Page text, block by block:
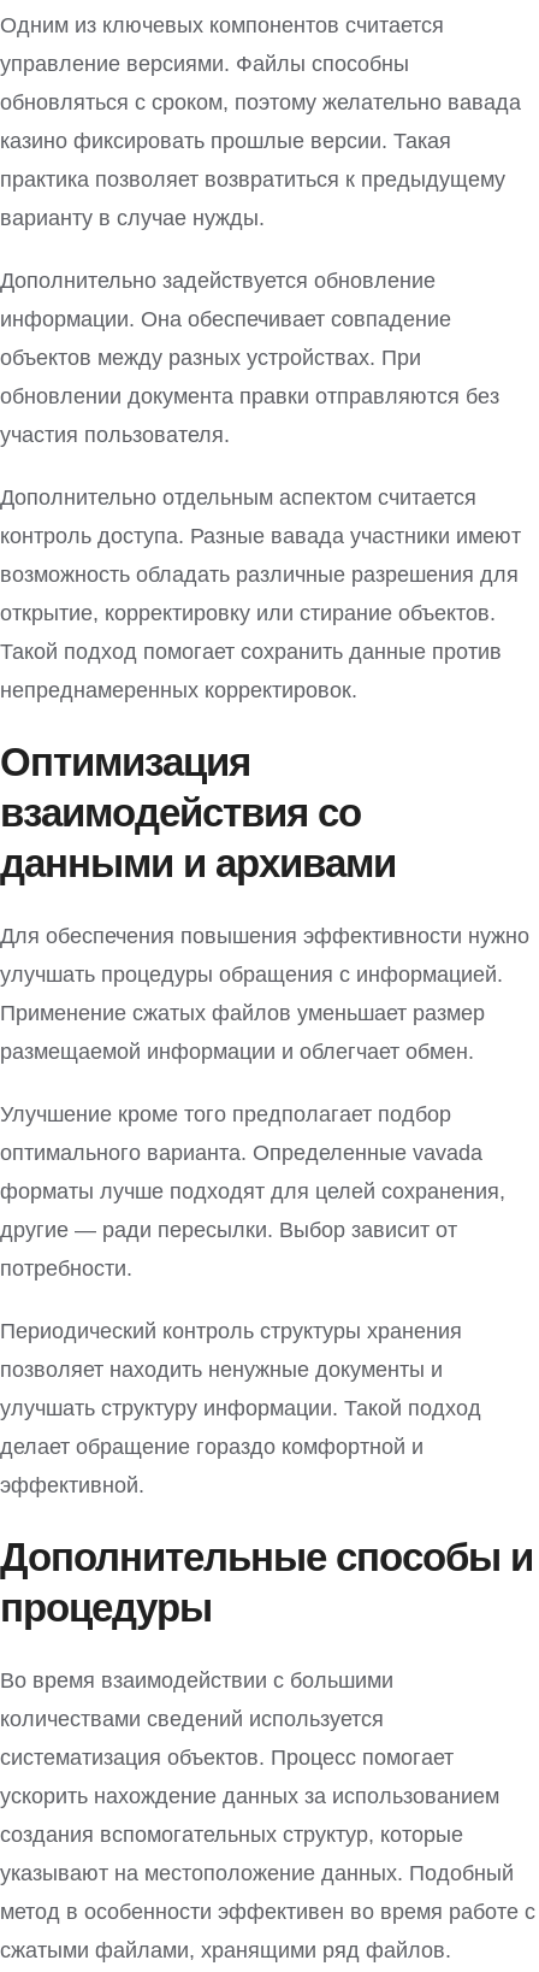
Одним из ключевых компонентов считается
управление версиями. Файлы способны
обновляться с сроком, поэтому желательно вавада
казино фиксировать прошлые версии. Такая
практика позволяет возвратиться к предыдущему
варианту в случае нужды.
Дополнительно задействуется обновление
информации. Она обеспечивает совпадение
объектов между разных устройствах. При
обновлении документа правки отправляются без
участия пользователя.
Дополнительно отдельным аспектом считается
контроль доступа. Разные вавада участники имеют
возможность обладать различные разрешения для
открытие, корректировку или стирание объектов.
Такой подход помогает сохранить данные против
непреднамеренных корректировок.
Оптимизация
взаимодействия со
данными и архивами
Для обеспечения повышения эффективности нужно
улучшать процедуры обращения с информацией.
Применение сжатых файлов уменьшает размер
размещаемой информации и облегчает обмен.
Улучшение кроме того предполагает подбор
оптимального варианта. Определенные vavada
форматы лучше подходят для целей сохранения,
другие — ради пересылки. Выбор зависит от
потребности.
Периодический контроль структуры хранения
позволяет находить ненужные документы и
улучшать структуру информации. Такой подход
делает обращение гораздо комфортной и
эффективной.
Дополнительные способы и
процедуры
Во время взаимодействии с большими
количествами сведений используется
систематизация объектов. Процесс помогает
ускорить нахождение данных за использованием
создания вспомогательных структур, которые
указывают на местоположение данных. Подобный
метод в особенности эффективен во время работе с
сжатыми файлами, хранящими ряд файлов.